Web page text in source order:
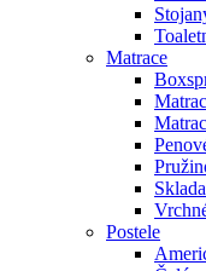
Matrace
Postele